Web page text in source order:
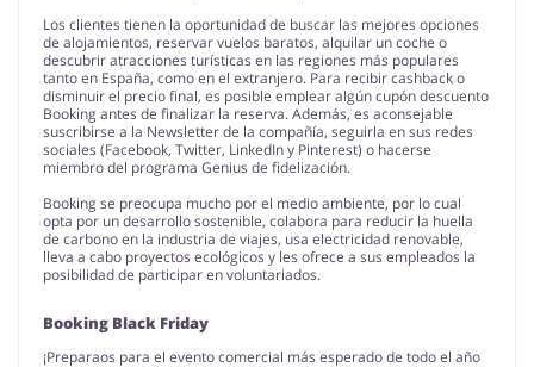
Los clientes tienen la oportunidad de buscar las mejores opciones
de alojamientos, reservar vuelos baratos, alquilar un coche o
descubrir atracciones turísticas en las regiones más populares
tanto en España, como en el extranjero. Para recibir cashback o
disminuir el precio final, es posible emplear algún cupón descuento
Booking antes de finalizar la reserva. Además, es aconsejable
suscribirse a la Newsletter de la compañía, seguirla en sus redes
sociales (Facebook, Twitter, LinkedIn y Pinterest) o hacerse
miembro del programa Genius de fidelización.
Booking se preocupa mucho por el medio ambiente, por lo cual
opta por un desarrollo sostenible, colabora para reducir la huella
de carbono en la industria de viajes, usa electricidad renovable,
lleva a cabo proyectos ecológicos y les ofrece a sus empleados la
posibilidad de participar en voluntariados.
Booking Black Friday
¡Preparaos para el evento comercial más esperado de todo el año